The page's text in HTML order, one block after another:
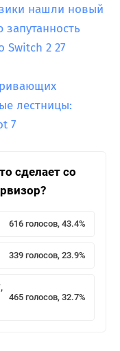
нашли новый
Switch 2 27
лестницы:
7
сделает со
616 голосов, 43.4%
339 голосов, 23.9%
465 голосов, 32.7%